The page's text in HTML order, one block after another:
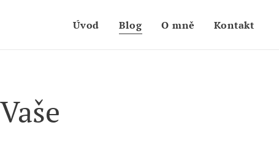
Úvod Blog O mně Kontakt